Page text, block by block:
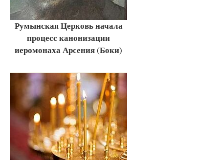
Румынская Церковь начала
процесс канонизации
иеромонаха Арсения (Боки)